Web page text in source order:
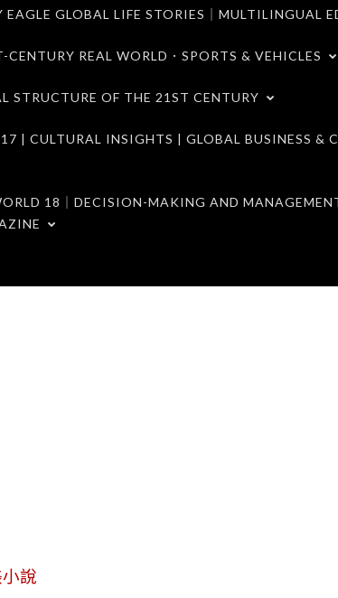
GLOBAL LIFE STORIES｜MULTILINGUAL
REAL WORLD．SPORTS & VEHICLES
STRUCTURE OF THE 21ST CENTURY
| CULTURAL INSIGHTS | GLOBAL BUSINESS &
18｜DECISION-MAKING AND
小說